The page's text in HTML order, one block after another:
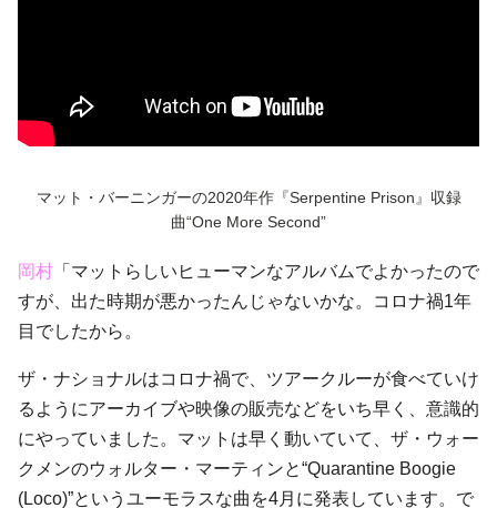
マット・バーニンガーの2020年作『Serpentine Prison』収録
曲“One More Second”
岡村 「マットらしいヒューマンなアルバムでよかったので
すが、出た時期が悪かったんじゃないかな。コロナ禍1年
目でしたから。
ザ・ナショナルはコロナ禍で、ツアークルーが食べていけ
るようにアーカイブや映像の販売などをいち早く、意識的
にやっていました。マットは早く動いていて、ザ・ウォー
クメンのウォルター・マーティンと“Quarantine Boogie
(Loco)”というユーモラスな曲を4月に発表しています。で